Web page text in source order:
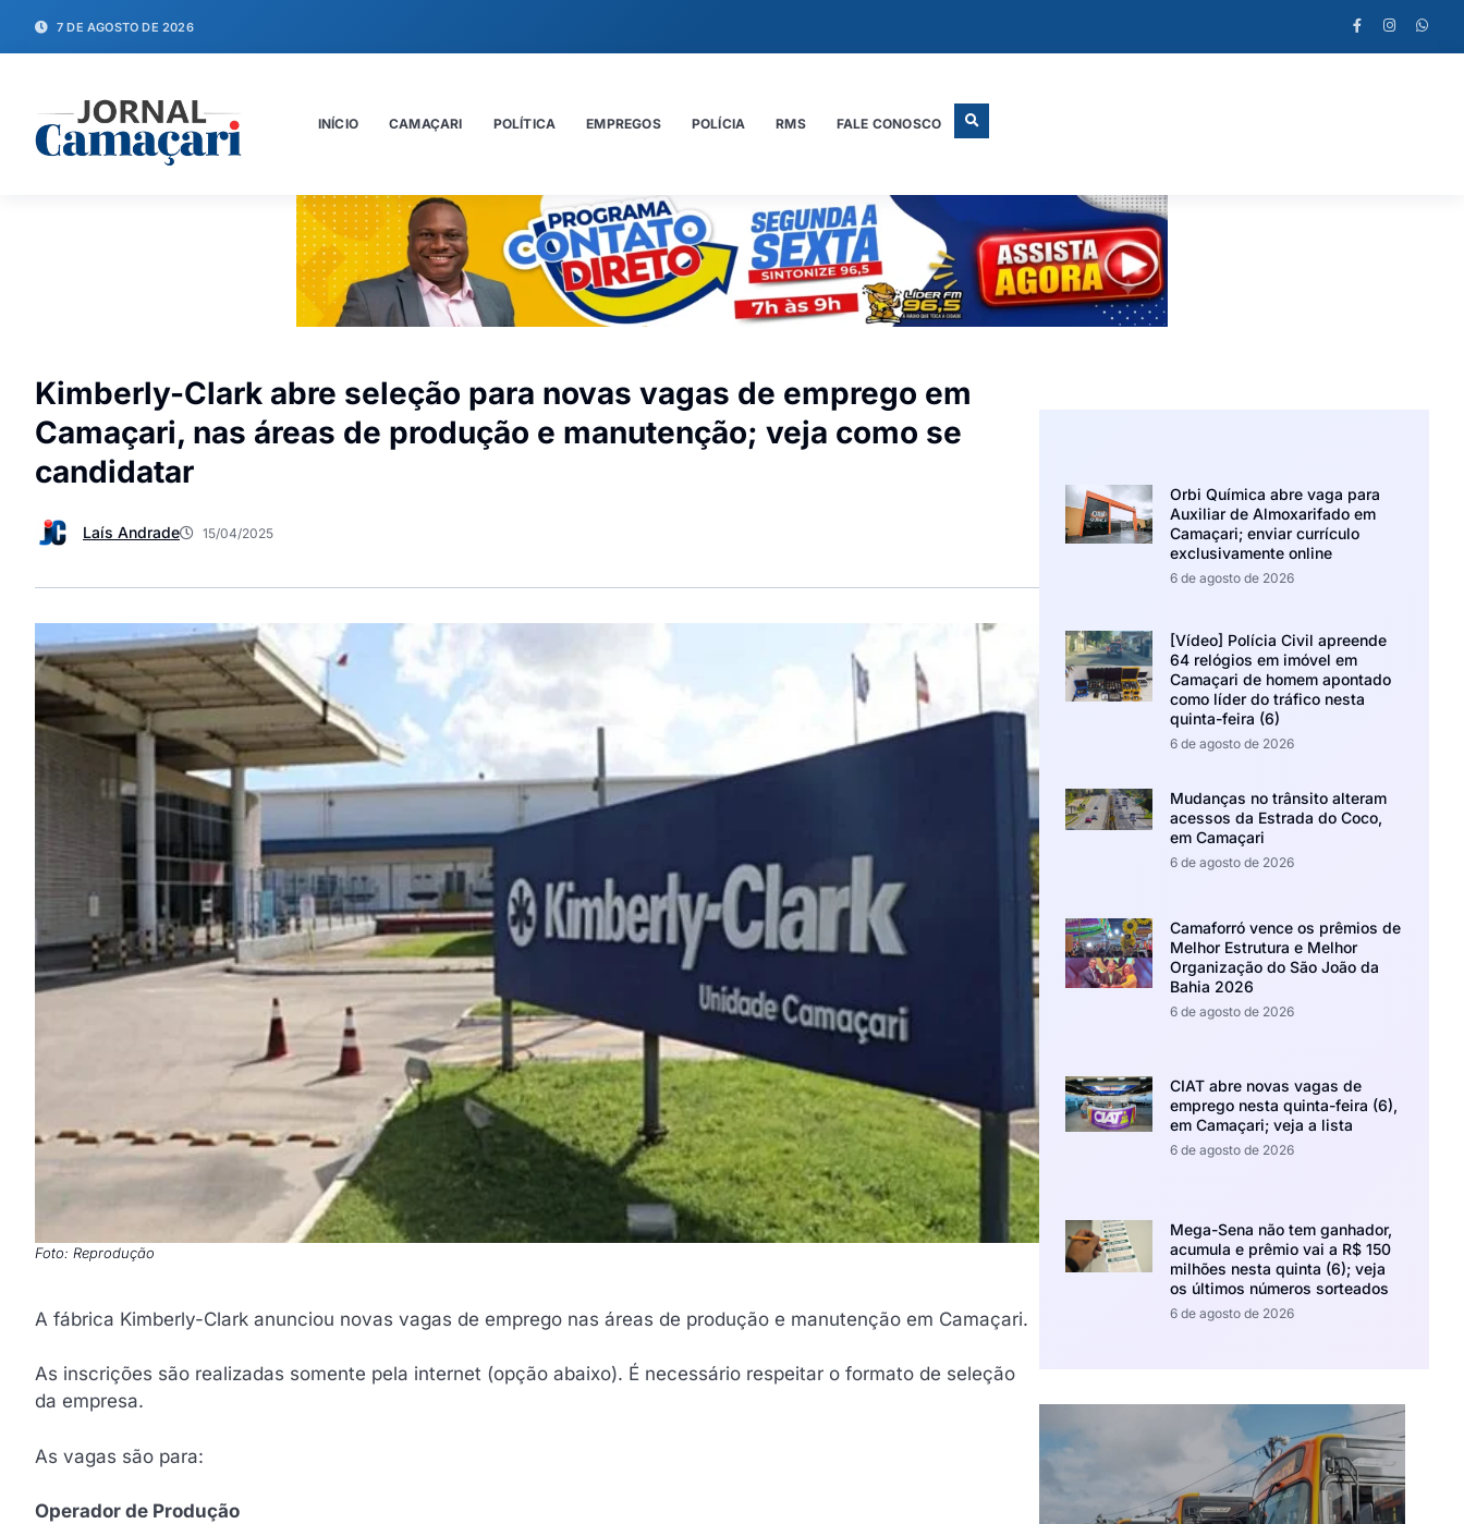
7 DE AGOSTO DE 2026
INÍCIO CAMAÇARI POLÍTICA EMPREGOS POLÍCIA RMS FALE CONOSCO
Kimberly-Clark abre seleção para novas vagas de emprego em
Camaçari, nas áreas de produção e manutenção; veja como se
candidatar
Laís Andrade 15/04/2025
Foto: Reprodução
A fábrica Kimberly-Clark anunciou novas vagas de emprego nas áreas de produção e manutenção em Camaçari.
As inscrições são realizadas somente pela internet (opção abaixo). É necessário respeitar o formato de seleção
da empresa.
As vagas são para:
Operador de Produção
Orbi Química abre vaga para
Auxiliar de Almoxarifado em
Camaçari; enviar currículo
exclusivamente online
6 de agosto de 2026
[Vídeo] Polícia Civil apreende
64 relógios em imóvel em
Camaçari de homem apontado
como líder do tráfico nesta
quinta-feira (6)
6 de agosto de 2026
Mudanças no trânsito alteram
acessos da Estrada do Coco,
em Camaçari
6 de agosto de 2026
Camaforró vence os prêmios de
Melhor Estrutura e Melhor
Organização do São João da
Bahia 2026
6 de agosto de 2026
CIAT abre novas vagas de
emprego nesta quinta-feira (6),
em Camaçari; veja a lista
6 de agosto de 2026
Mega-Sena não tem ganhador,
acumula e prêmio vai a R$ 150
milhões nesta quinta (6); veja
os últimos números sorteados
6 de agosto de 2026